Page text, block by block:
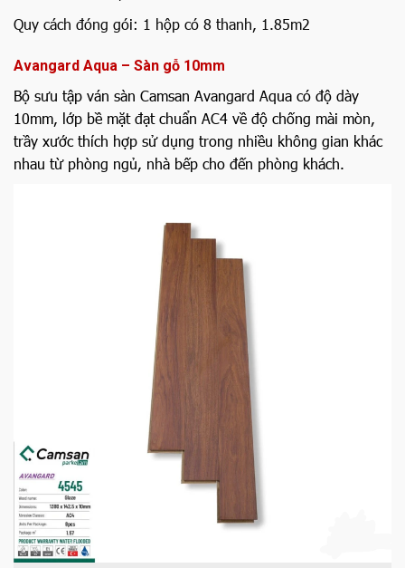
Quy cách đóng gói: 1 hộp có 8 thanh, 1.85m2
Avangard Aqua – Sàn gỗ 10mm
Bộ sưu tập ván sàn Camsan Avangard Aqua có độ dày
10mm, lớp bề mặt đạt chuẩn AC4 về độ chống mài mòn,
trầy xước thích hợp sử dụng trong nhiều không gian khác
nhau từ phòng ngủ, nhà bếp cho đến phòng khách.